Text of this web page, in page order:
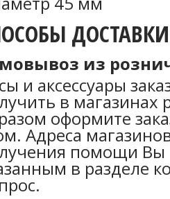
из
и аксессуары
в магазинах
оформите
Адреса
помощи Вы
в разделе